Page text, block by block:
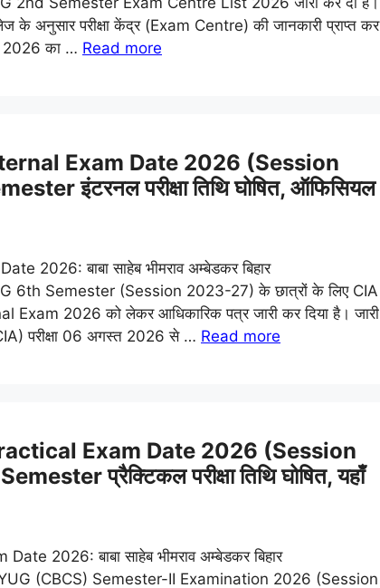
के अनुसार परीक्षा केंद्र (Exam Centre) की जानकारी प्राप्त कर
2026 का … Read more
Exam Date 2026 (Session
इंटरनल परीक्षा तिथि घोषित, ऑफिसियल
2026: बाबा साहेब भीमराव अम्बेडकर बिहार
UG 6th Semester (Session 2023-27) के छात्रों के लिए CIA
2026 को लेकर आधिकारिक पत्र जारी कर दिया है। जारी
परीक्षा 06 अगस्त 2026 से … Read more
Exam Date 2026 (Session
प्रैक्टिकल परीक्षा तिथि घोषित, यहाँ
2026: बाबा साहेब भीमराव अम्बेडकर बिहार
FYUG (CBCS) Semester-II Examination 2026 (Session